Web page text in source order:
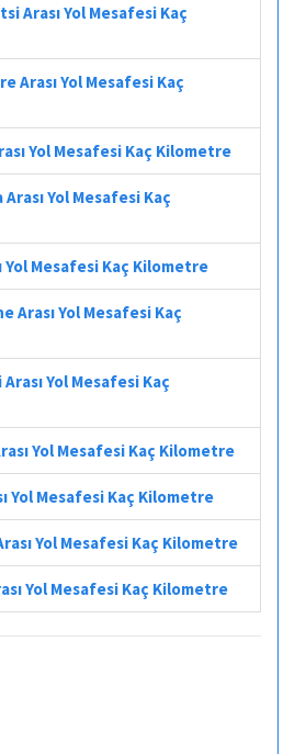
Arası Yol Mesafesi Kaç
Arası Yol Mesafesi Kaç
Yol Mesafesi Kaç Kilometre
Yol Mesafesi Kaç
Yol Mesafesi Kaç Kilometre
Arası Yol Mesafesi Kaç
Yol Mesafesi Kaç
Yol Mesafesi Kaç Kilometre
Yol Mesafesi Kaç Kilometre
Yol Mesafesi Kaç Kilometre
Yol Mesafesi Kaç Kilometre